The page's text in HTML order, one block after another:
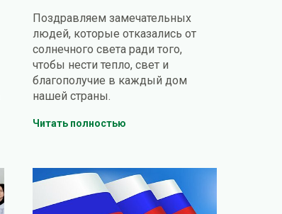
Поздравляем замечательных
людей, которые отказались от
солнечного света ради того,
чтобы нести тепло, свет и
благополучие в каждый дом
нашей страны.
Читать полностью